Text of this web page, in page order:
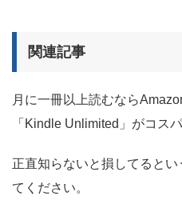
関連記事
月に一冊以上読むなら
「Kindle Unlimited」がコス
正直知らないと損してると
てください。